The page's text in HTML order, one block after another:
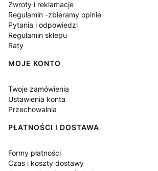
Zwroty i reklamacje
Regulamin -zbieramy opinie
Pytania i odpowiedzi
Regulamin sklepu
Raty
MOJE KONTO
Twoje zamówienia
Ustawienia konta
Przechowalnia
PŁATNOŚCI I DOSTAWA
Formy płatności
Czas i koszty dostawy